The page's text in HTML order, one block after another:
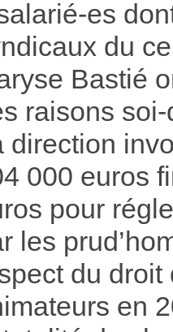
es
du
Bastié
raisons
direction
000 euros
pour
les
du
en